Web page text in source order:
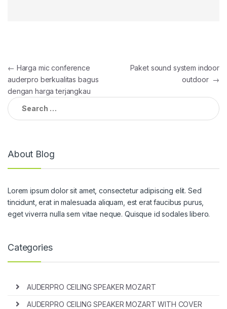
Post
navigation
← Harga mic conference
auderpro berkualitas bagus
dengan harga terjangkau
Paket sound system indoor
outdoor →
Search
for:
About Blog
Lorem ipsum dolor sit amet, consectetur adipiscing elit. Sed
tincidunt, erat in malesuada aliquam, est erat faucibus purus,
eget viverra nulla sem vitae neque. Quisque id sodales libero.
Categories
AUDERPRO CEILING SPEAKER MOZART
AUDERPRO CEILING SPEAKER MOZART WITH COVER